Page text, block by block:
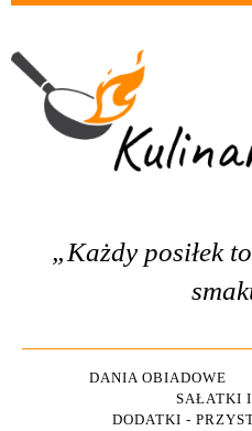
„Każdy posiłek
DANIA OBIADOWE
SAŁATKI
DODATKI -